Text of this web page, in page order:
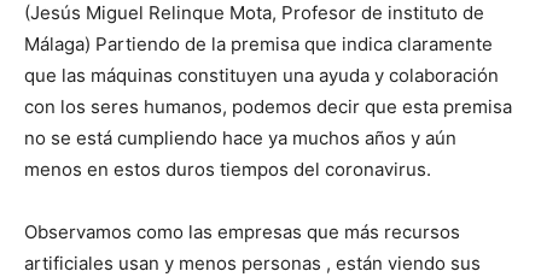
(Jesús Miguel Relinque Mota, Profesor de instituto de
Málaga) Partiendo de la premisa que indica claramente
que las máquinas constituyen una ayuda y colaboración
con los seres humanos, podemos decir que esta premisa
no se está cumpliendo hace ya muchos años y aún
menos en estos duros tiempos del coronavirus.
Observamos como las empresas que más recursos
artificiales usan y menos personas , están viendo sus